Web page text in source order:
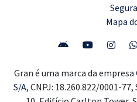
Mapa
Gran é uma marca da empresa
S/A, CNPJ: 18.260.822/0001-